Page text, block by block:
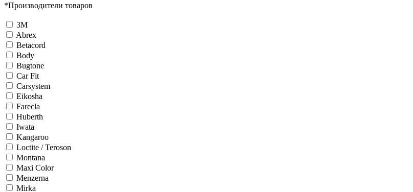
*Производители товаров
3М
Abrex
Betacord
Body
Bugtone
Car Fit
Carsystem
Eikosha
Farecla
Huberth
Iwata
Kangaroo
Loctite / Teroson
Montana
Maxi Color
Menzerna
Mirka